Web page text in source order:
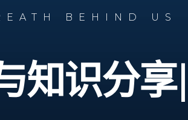
BEHIND US
知识分享|